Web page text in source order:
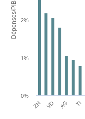
Dépenses/PIB
ZH VD AG TI
0%
1%
2%